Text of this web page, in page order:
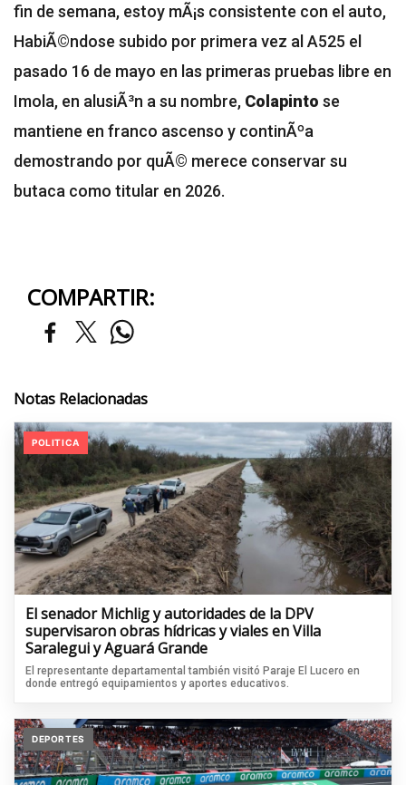
fin de semana, estoy mÃ¡s consistente con el auto,
HabiÃ©ndose subido por primera vez al A525 el
pasado 16 de mayo en las primeras pruebas libre en
Imola, en alusiÃ³n a su nombre, Colapinto se
mantiene en franco ascenso y continÃºa
demostrando por quÃ© merece conservar su
butaca como titular en 2026.
COMPARTIR:
Notas Relacionadas
POLITICA
El senador Michlig y autoridades de la DPV
supervisaron obras hídricas y viales en Villa
Saralegui y Aguará Grande
El representante departamental también visitó Paraje El Lucero en
donde entregó equipamientos y aportes educativos.
DEPORTES